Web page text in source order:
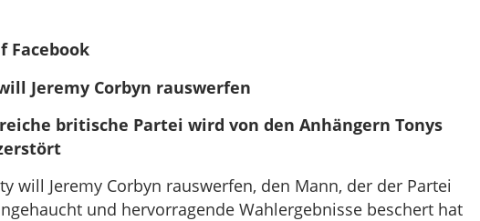
Facebook
Jeremy Corbyn rauswerfen
britische Partei wird von den Anhängern Tonys
will Jeremy Corbyn rauswerfen, den Mann, der der Partei
und hervorragende Wahlergebnisse beschert hat